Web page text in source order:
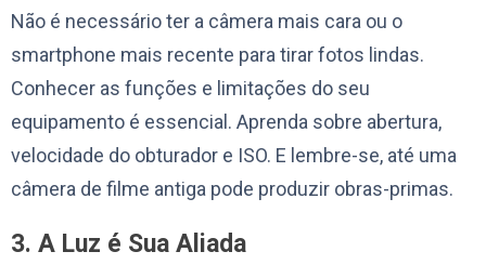
Não é necessário ter a câmera mais cara ou o
smartphone mais recente para tirar fotos lindas.
Conhecer as funções e limitações do seu
equipamento é essencial. Aprenda sobre abertura,
velocidade do obturador e ISO. E lembre-se, até uma
câmera de filme antiga pode produzir obras-primas.
3. A Luz é Sua Aliada